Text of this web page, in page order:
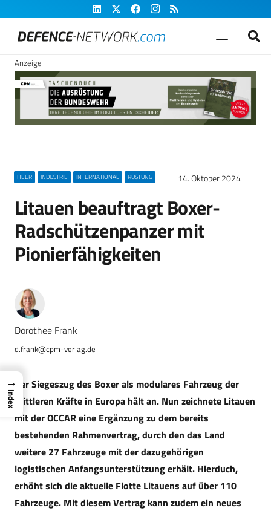
Anzeige
HEER INDUSTRIE INTERNATIONAL RÜSTUNG 14. Oktober 2024
Litauen beauftragt Boxer-
Radschützenpanzer mit
Pionierfähigkeiten
Dorothee Frank
d.frank@cpm-verlag.de
Der Siegeszug des Boxer als modulares Fahrzeug der
Mittleren Kräfte in Europa hält an. Nun zeichnete Litauen
mit der OCCAR eine Ergänzung zu dem bereits
bestehenden Rahmenvertrag, durch den das Land
weitere 27 Fahrzeuge mit der dazugehörigen
logistischen Anfangsunterstützung erhält. Hierduch,
erhöht sich die aktuelle Flotte Litauens auf über 110
Fahrzeuge. Mit diesem Vertrag kann zudem ein neues
→
Index